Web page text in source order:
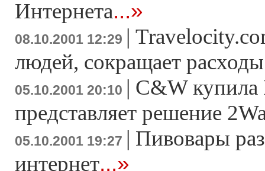
Интернета...»
08.10.2001 12:29 |
людей, сокращает расходы
05.10.2001 20:10 | C&W
представляет решение
05.10.2001 19:27 | Пивовары
интернет...»